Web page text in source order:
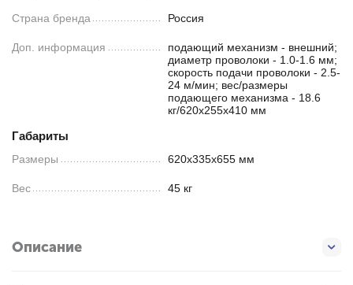
Страна бренда Россия
Доп. информация
подающий механизм - внешний;
диаметр проволоки - 1.0-1.6 мм;
скорость подачи проволоки - 2.5-
24 м/мин; вес/размеры
подающего механизма - 18.6
кг/620х255х410 мм
Габариты
Размеры 620х335х655 мм
Вес 45 кг
Описание